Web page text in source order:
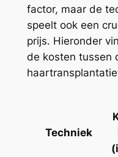
factor, maar de
speelt ook een
prijs. Hieronder
de kosten tussen
Techniek